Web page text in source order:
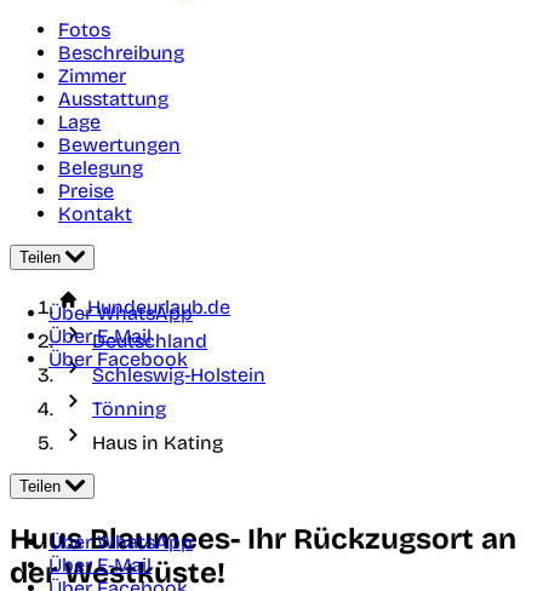
Fotos
Beschreibung
Zimmer
Ausstattung
Lage
Bewertungen
Belegung
Preise
Kontakt
Teilen
Über WhatsApp
Über E-Mail
Über Facebook
Hundeurlaub.de
Deutschland
Schleswig-Holstein
Tönning
Haus in Kating
Teilen
Über WhatsApp
Über E-Mail
Huus Blaumees- Ihr Rückzugsort an
der Westküste!